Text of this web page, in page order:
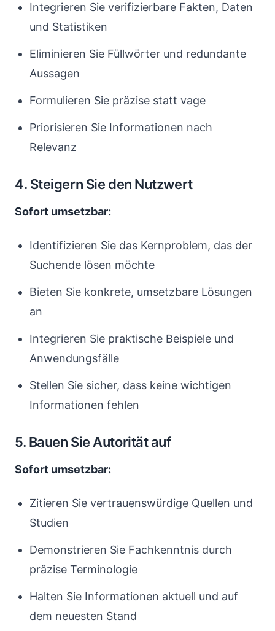
Integrieren Sie verifizierbare Fakten, Daten
und Statistiken
Eliminieren Sie Füllwörter und redundante
Aussagen
Formulieren Sie präzise statt vage
Priorisieren Sie Informationen nach
Relevanz
4. Steigern Sie den Nutzwert
Sofort umsetzbar:
Identifizieren Sie das Kernproblem, das der
Suchende lösen möchte
Bieten Sie konkrete, umsetzbare Lösungen
an
Integrieren Sie praktische Beispiele und
Anwendungsfälle
Stellen Sie sicher, dass keine wichtigen
Informationen fehlen
5. Bauen Sie Autorität auf
Sofort umsetzbar:
Zitieren Sie vertrauenswürdige Quellen und
Studien
Demonstrieren Sie Fachkenntnis durch
präzise Terminologie
Halten Sie Informationen aktuell und auf
dem neuesten Stand